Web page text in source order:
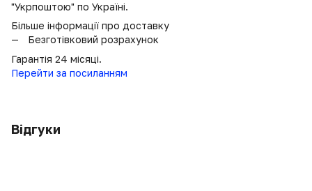
"Укрпоштою" по Україні.
Більше інформації про доставку
Безготівковий розрахунок
Гарантія 24 місяці.
Перейти за посиланням
Відгуки